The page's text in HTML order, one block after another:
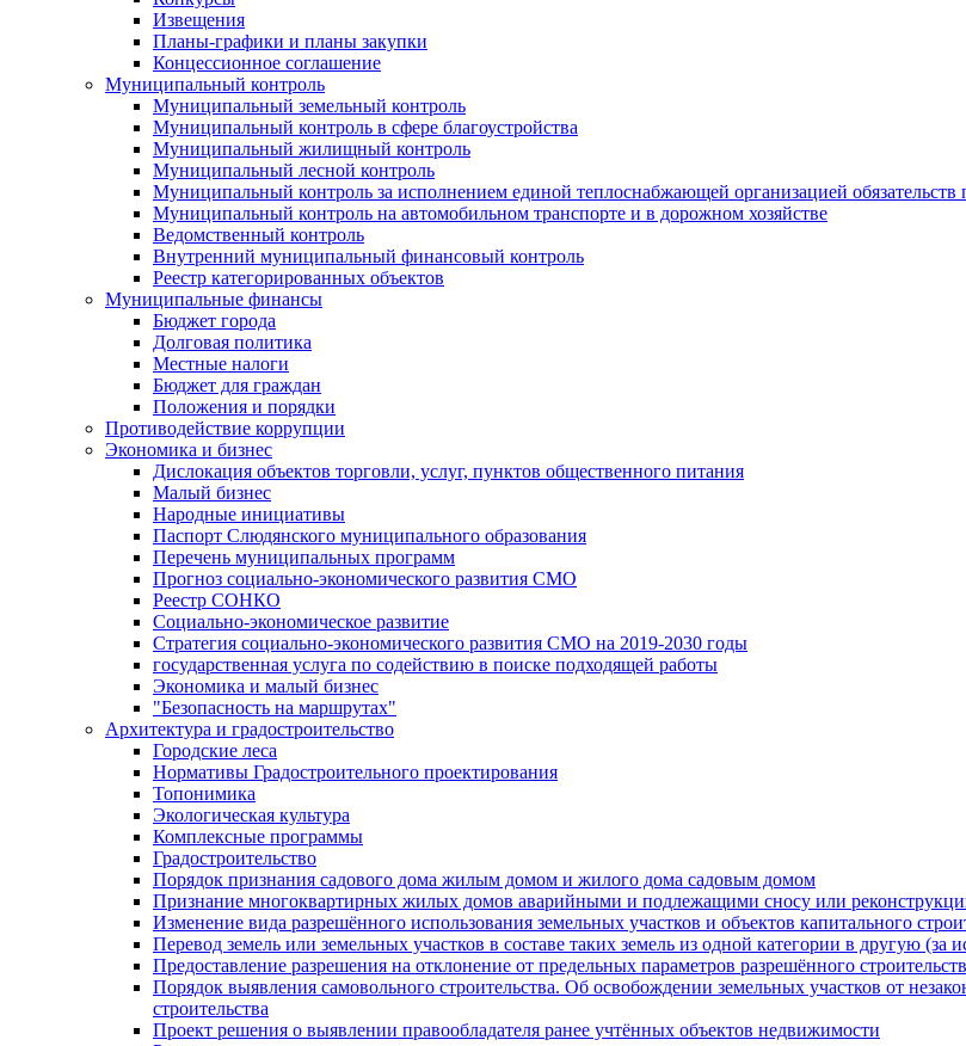
Извещения
Планы-графики и планы закупки
Концессионное соглашение
Муниципальный контроль
Муниципальный земельный контроль
Муниципальный контроль в сфере благоустройства
Муниципальный жилищный контроль
Муниципальный лесной контроль
Муниципальный контроль за исполнением единой теплоснабжающей организацией обязательств
Муниципальный контроль на автомобильном транспорте и в дорожном хозяйстве
Ведомственный контроль
Внутренний муниципальный финансовый контроль
Реестр категорированных объектов
Муниципальные финансы
Бюджет города
Долговая политика
Местные налоги
Бюджет для граждан
Положения и порядки
Противодействие коррупции
Экономика и бизнес
Дислокация объектов торговли, услуг, пунктов общественного питания
Малый бизнес
Народные инициативы
Паспорт Слюдянского муниципального образования
Перечень муниципальных программ
Прогноз социально-экономического развития СМО
Реестр СОНКО
Социально-экономическое развитие
Стратегия социально-экономического развития СМО на 2019-2030 годы
государственная услуга по содействию в поиске подходящей работы
Экономика и малый бизнес
"Безопасность на маршрутах"
Архитектура и градостроительство
Городские леса
Нормативы Градостроительного проектирования
Топонимика
Экологическая культура
Комплексные программы
Градостроительство
Порядок признания садового дома жилым домом и жилого дома садовым домом
Признание многоквартирных жилых домов аварийными и подлежащими сносу или
Изменение вида разрешённого использования земельных участков и объектов капитального
Перевод земель или земельных участков в составе таких земель из одной категории в другую (за
Предоставление разрешения на отклонение от предельных параметров разрешённого
Порядок выявления самовольного строительства. Об освобождении земельных участков от
строительства
Проект решения о выявлении правообладателя ранее учтённых объектов недвижимости